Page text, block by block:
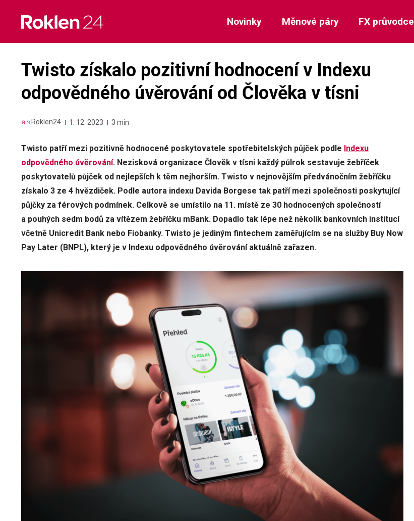
content
Novinky Měnové páry FX průvodce
Twisto získalo pozitivní hodnocení v Indexu
odpovědného úvěrování od Člověka v tísni
Roklen24 1. 12. 2023 3 min
Twisto patří mezi pozitivně hodnocené poskytovatele spotřebitelských půjček podle Indexu
odpovědného úvěrování. Nezisková organizace Člověk v tísni každý půlrok sestavuje žebříček
poskytovatelů půjček od nejlepších k těm nejhorším. Twisto v nejnovějším předvánočním žebříčku
získalo 3 ze 4 hvězdiček. Podle autora indexu Davida Borgese tak patří mezi společnosti poskytující
půjčky za férových podmínek. Celkově se umístilo na 11. místě ze 30 hodnocených společností
a pouhých sedm bodů za vítězem žebříčku mBank. Dopadlo tak lépe než několik bankovních institucí
včetně Unicredit Bank nebo Fiobanky. Twisto je jediným fintechem zaměřujícím se na služby Buy Now
Pay Later (BNPL), který je v Indexu odpovědného úvěrování aktuálně zařazen.